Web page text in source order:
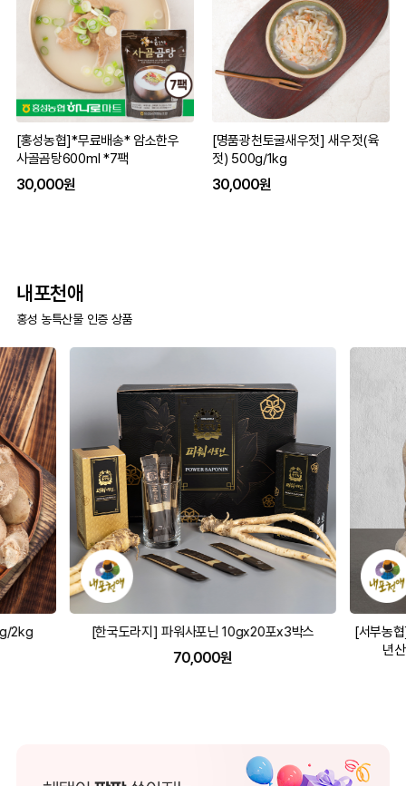
[홍성농협]*무료배송* 암소한우
사골곰탕600ml *7팩
30,000원
[명품광천토굴새우젓] 새우젓(육
젓) 500g/1kg
30,000원
내포천애
홍성 농특산물 인증 상품
2kg [한국도라지] 파워사포닌 10gx20포x3박스
70,000원
[서부농
년